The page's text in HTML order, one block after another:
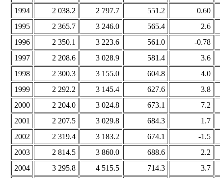
1994
2 038.2 2 797.7 551.2
0.60
1995
2 365.7 3 246.0 565.4
2.6
1996
2 350.1 3 223.6 561.0
-0.78
1997
2 208.6 3 028.9 581.4
3.6
1998
2 300.3 3 155.0 604.8
4.0
1999
2 292.2 3 145.4 627.6
3.8
2000
2 204.0 3 024.8 673.1
7.2
2001
2 207.5 3 029.8 684.3
1.7
2002
2 319.4 3 183.2 674.1
-1.5
2003
2 814.5 3 860.0 688.6
2.2
2004
3 295.8 4 515.5 714.3
3.7